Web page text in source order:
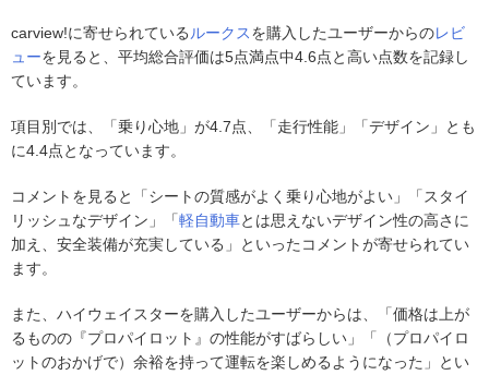
carview!に寄せられている ルークスを購入したユーザーからのレビ
ューを見ると、平均総合評価は5点満点中4.6点と高い点数を記録し
ています。
項目別では、「乗り心地」が4.7点、「走行性能」「デザイン」とも
に4.4点となっています。
コメントを見ると「シートの質感がよく乗り心地がよい」「スタイ
リッシュなデザイン」「軽自動車とは思えないデザイン性の高さに
加え、安全装備が充実している」といったコメントが寄せられてい
ます。
また、ハイウェイスターを購入したユーザーからは、「価格は上が
るものの『プロパイロット』の性能がすばらしい」「（プロパイロ
ットのおかげで）余裕を持って運転を楽しめるようになった」とい